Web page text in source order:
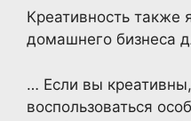
Креативность также
домашнего бизнеса
… Если вы
воспользоваться